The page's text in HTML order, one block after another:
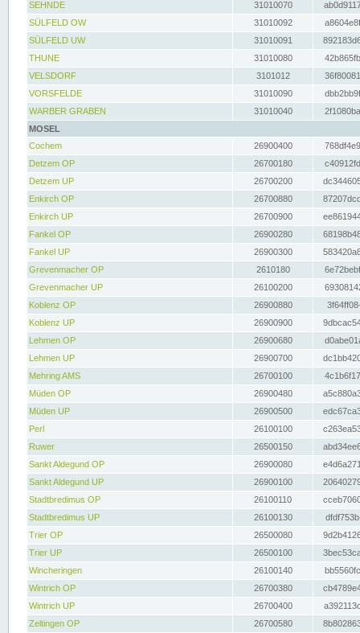
SEHNDE
31010070
SÜLFELD OW
31010092
SÜLFELD UW
31010091
THUNE
31010080
VELSDORF
3101012
VORSFELDE
31010090
WARBER GRABEN
31010040
MOSEL
Cochem
26900400
Detzem OP
26700180
Detzem UP
26700200
Enkirch OP
26700880
Enkirch UP
26700900
Fankel OP
26900280
Fankel UP
26900300
Grevenmacher OP
2610180
Grevenmacher UP
26100200
Koblenz OP
26900880
Koblenz UP
26900900
Lehmen OP
26900680
Lehmen UP
26900700
Mehring AMS
26700100
Müden OP
26900480
Müden UP
26900500
Perl
26100100
Ruwer
26500150
Sankt Aldegund OP
26900080
Sankt Aldegund UP
26900100
Stadtbredimus OP
26100110
Stadtbredimus UP
26100130
Trier OP
26500080
Trier UP
26500100
Wincheringen
26100140
Wintrich OP
26700380
Wintrich UP
26700400
Zeltingen OP
26700580